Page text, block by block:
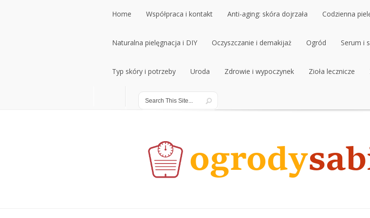
Home
Home
Współpraca i kontakt
Współpraca i kontakt
Anti-aging: skóra dojrzała
Anti-aging: skóra dojrzała
Codzienna
Codzienna
Naturalna pielęgnacja i DIY
Naturalna pielęgnacja i DIY
Oczyszczanie i demakijaż
Oczyszczanie i demakijaż
Ogród
Ogród
Serum i
Serum i
Typ skóry i potrzeby
Typ skóry i potrzeby
Uroda
Uroda
Zdrowie i wypoczynek Zioła lecznicze